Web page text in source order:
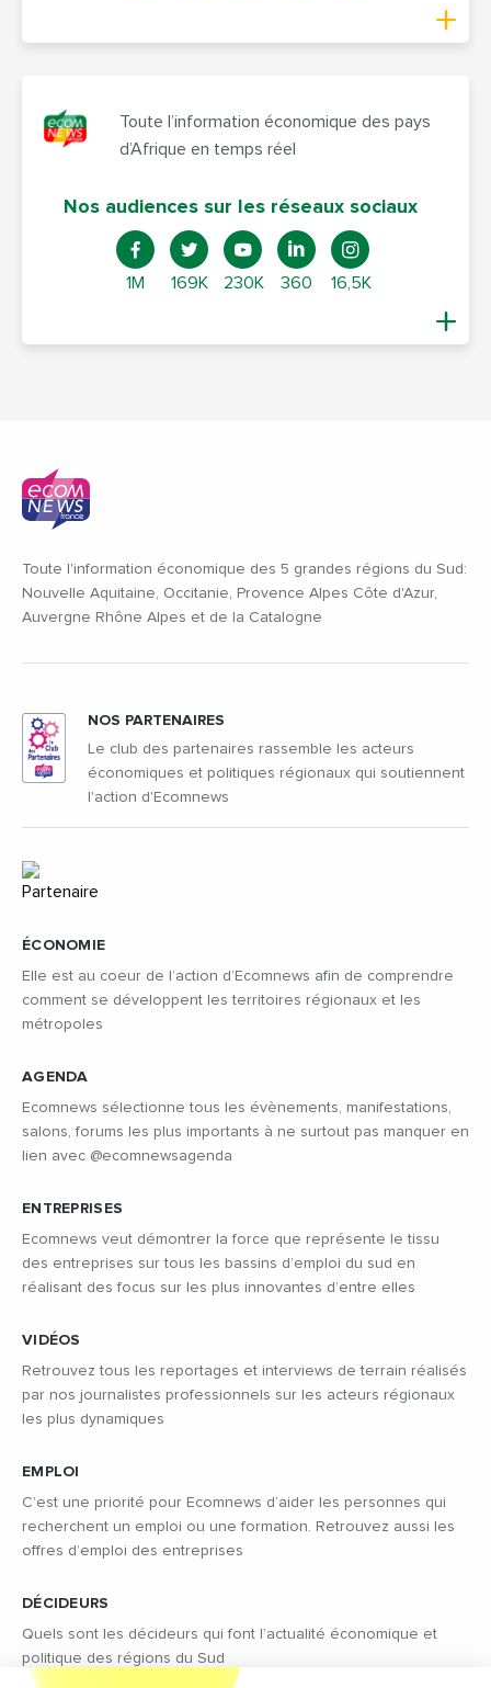
Toute l’information économique des pays
d’Afrique en temps réel
Nos audiences sur les réseaux sociaux
1M 169K 230K 360 16,5K
Toute l'information économique des 5 grandes régions du Sud:
Nouvelle Aquitaine, Occitanie, Provence Alpes Côte d'Azur,
Auvergne Rhône Alpes et de la Catalogne
ÉCONOMIE
Elle est au coeur de l’action d’Ecomnews afin de comprendre
comment se développent les territoires régionaux et les
métropoles
AGENDA
Ecomnews sélectionne tous les évènements, manifestations,
salons, forums les plus importants à ne surtout pas manquer en
lien avec @ecomnewsagenda
ENTREPRISES
Ecomnews veut démontrer la force que représente le tissu
des entreprises sur tous les bassins d’emploi du sud en
réalisant des focus sur les plus innovantes d’entre elles
VIDÉOS
Retrouvez tous les reportages et interviews de terrain réalisés
par nos journalistes professionnels sur les acteurs régionaux
les plus dynamiques
EMPLOI
C’est une priorité pour Ecomnews d’aider les personnes qui
recherchent un emploi ou une formation. Retrouvez aussi les
offres d’emploi des entreprises
DÉCIDEURS
Quels sont les décideurs qui font l’actualité économique et
politique des régions du Sud
NOS PARTENAIRES
Le club des partenaires rassemble les acteurs
économiques et politiques régionaux qui soutiennent
l'action d'Ecomnews